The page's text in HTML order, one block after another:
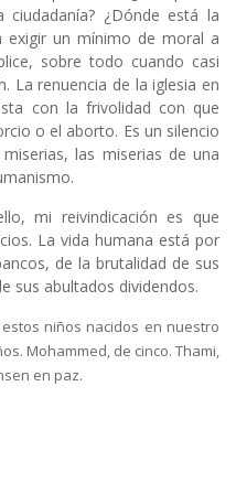
¿Dónde está la
exigir un mínimo de moral a
sobre todo cuando casi
La renuencia de la iglesia en
con la frivolidad con que
o el aborto. Es un silencio
las miserias de una
mi reivindicación es que
La vida humana está por
de la brutalidad de sus
sus abultados dividendos.
niños nacidos en nuestro
Mohammed, de cinco. Thami,
en paz.